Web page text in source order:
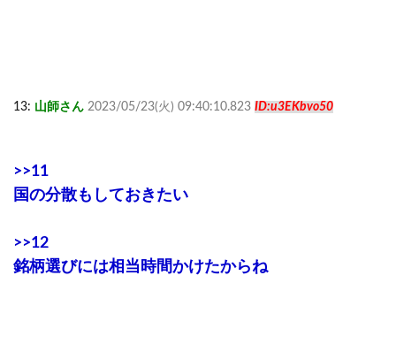
13: 山師さん 2023/05/23(火) 09:40:10.823 ID:u3EKbvo50
>>11
国の分散もしておきたい
>>12
銘柄選びには相当時間かけたからね